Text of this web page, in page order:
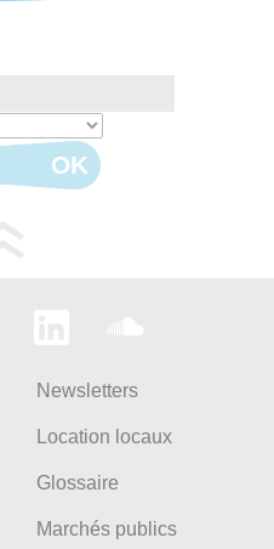
OK
Newsletters
Location locaux
Glossaire
Marchés publics